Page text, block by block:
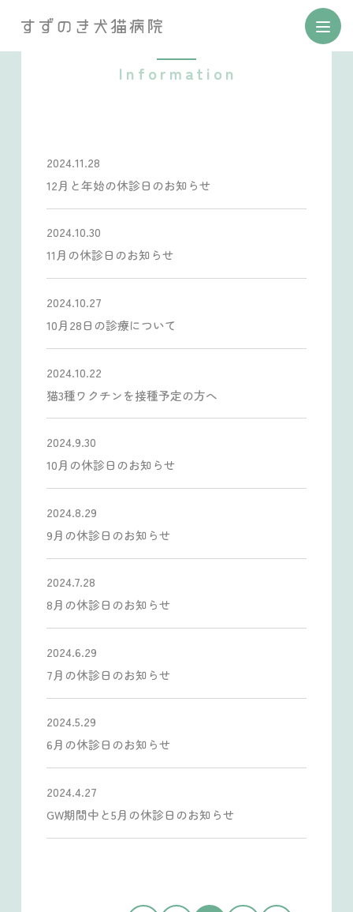
お知らせ
2024.11.28
12月と年始の休診日のお知らせ
2024.10.30
11月の休診日のお知らせ
2024.10.27
10月28日の診療について
2024.10.22
猫3種ワクチンを接種予定の方へ
2024.9.30
10月の休診日のお知らせ
2024.8.29
9月の休診日のお知らせ
2024.7.28
8月の休診日のお知らせ
2024.6.29
7月の休診日のお知らせ
2024.5.29
6月の休診日のお知らせ
2024.4.27
GW期間中と5月の休診日のお知らせ